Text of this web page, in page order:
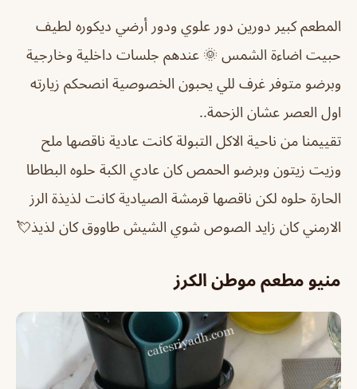
المطعم كبير دورين دور علوي ودور أرضي ديكوره لطيف
حبيت اضاءة الشمس 🌞 عندهم جلسات داخلية وخارجية
وبرضو متوفر غرف للي يحبون الخصوصية انصحكم زيارته
اول العصر عشان الزحمة..
تقييمنا من ناحية الاكل التبولة كانت عادية ناقصها ملح
وزيت زيتون وبرضو الحمص كان عادي الكبة حلوه البطاطا
الحارة حلوه لكن ناقصها قرمشة الصيادية كانت لذيذة الرز
الارمني كان زايد الصوص شوي الشيش طاووق كان لذيذ💘
منيو مطعم موطن الكرز